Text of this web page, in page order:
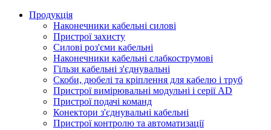
Продукція
Наконечники кабельні силові
Пристрої захисту
Силові роз'єми кабельні
Наконечники кабельні слабкострумові
Гільзи кабельні з'єднувальні
Скоби, дюбелі та кріплення для кабелю і труб
Пристрої вимірювальні модульні і серії AD
Пристрої подачі команд
Конектори з'єднувальні кабельні
Пристрої контролю та автоматизації